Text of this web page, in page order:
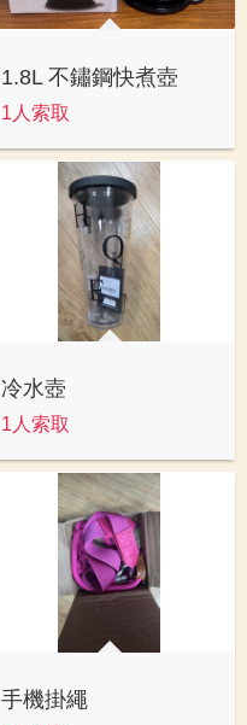
1.8L 不鏽鋼快煮壺
1人索取
冷水壺
1人索取
手機掛繩